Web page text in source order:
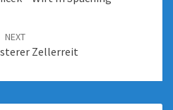
NEXT
Zellerreit